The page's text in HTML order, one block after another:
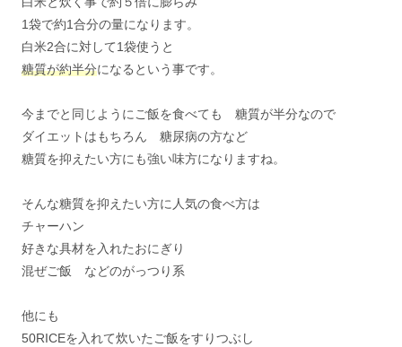
1袋で約1合分の量になります。
白米2合に対して1袋使うと
糖質が約半分になるという事です。
今までと同じようにご飯を食べても 糖質が半分なので
ダイエットはもちろん 糖尿病の方など
糖質を抑えたい方にも強い味方になりますね。
そんな糖質を抑えたい方に人気の食べ方は
チャーハン
好きな具材を入れたおにぎり
混ぜご飯 などのがっつり系
他にも
50RICEを入れて炊いたご飯をすりつぶし